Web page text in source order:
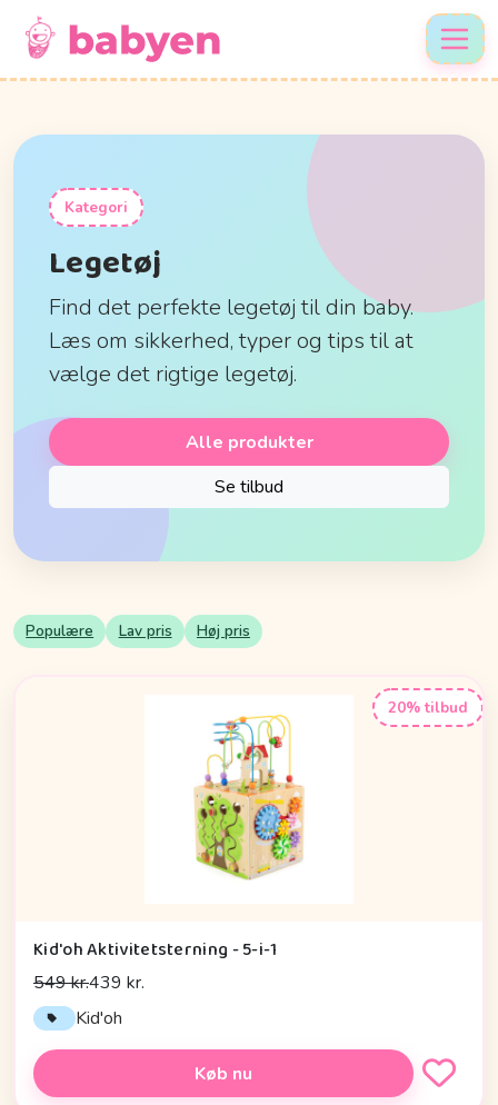
Kategori
Legetøj
Find det perfekte legetøj til din baby.
Læs om sikkerhed, typer og tips til at
vælge det rigtige legetøj.
Alle produkter
Se tilbud
Populære Lav pris Høj pris
20% tilbud
Kid'oh Aktivitetsterning - 5-i-1
549 kr.439 kr.
Kid'oh
Køb nu